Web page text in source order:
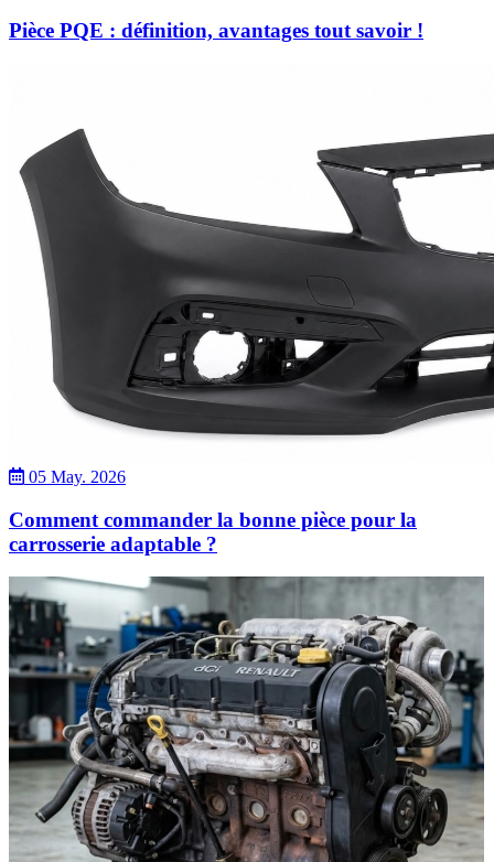
Pièce PQE : définition, avantages tout savoir !
05 May. 2026
Comment commander la bonne pièce pour la
carrosserie adaptable ?